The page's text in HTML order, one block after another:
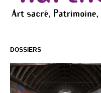
DOSSIERS